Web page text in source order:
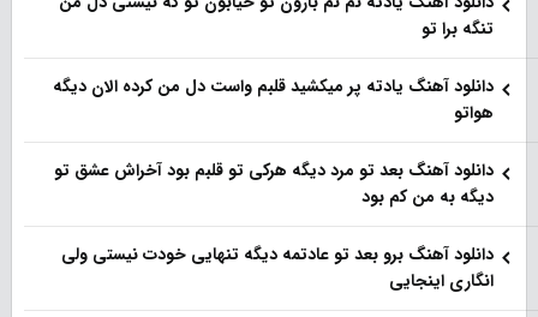
تنگه برا تو
دانلود آهنگ یادته پر میکشید قلبم واست دل من کرده الان دیگه
هواتو
دانلود آهنگ بعد تو مرد دیگه هرکی تو قلبم بود آخراش عشق تو
دیگه به من کم بود
دانلود آهنگ برو بعد تو عادتمه دیگه تنهایی خودت نیستی ولی
انگاری اینجایی